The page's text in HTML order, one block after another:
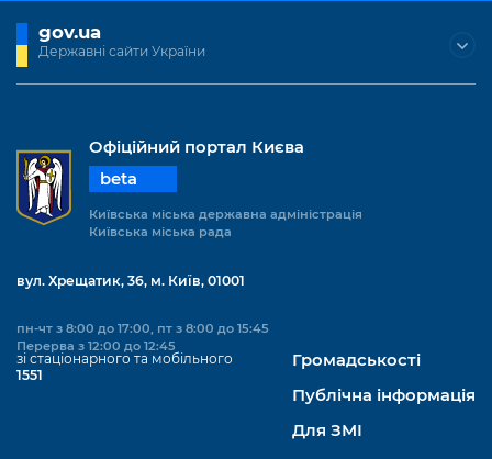
gov.ua
Державні сайти України
Офіційний портал Києва
beta
Київська міська державна адміністрація
Київська міська рада
вул. Хрещатик, 36, м. Київ, 01001
пн-чт з 8:00 до 17:00, пт з 8:00 до 15:45
Перерва з 12:00 до 12:45
зі стаціонарного та мобільного
1551
Громадськості
Публічна інформація
Для ЗМІ